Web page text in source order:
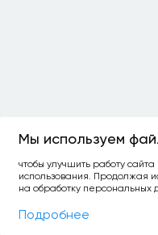
Фильтры
Мы используем
чтобы улучшить работу сайта
использования. Продолжая
на обработку персональных
Подробнее
ОСТАЛОСЬ:
уточнить фильтр